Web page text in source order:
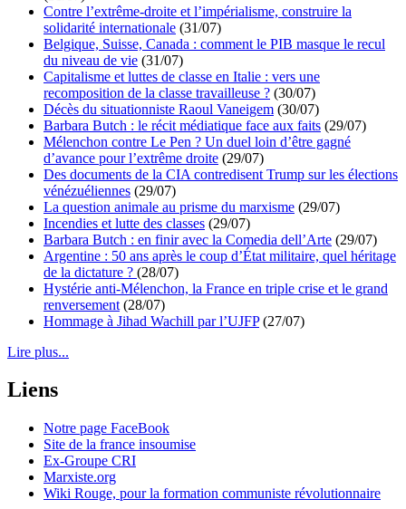
Contre l’extrême-droite et l’impérialisme, construire la
solidarité internationale (31/07)
Belgique, Suisse, Canada : comment le PIB masque le recul
du niveau de vie (31/07)
Capitalisme et luttes de classe en Italie : vers une
recomposition de la classe travailleuse ? (30/07)
Décès du situationniste Raoul Vaneigem (30/07)
Barbara Butch : le récit médiatique face aux faits (29/07)
Mélenchon contre Le Pen ? Un duel loin d’être gagné
d’avance pour l’extrême droite (29/07)
Des documents de la CIA contredisent Trump sur les élections
vénézuéliennes (29/07)
La question animale au prisme du marxisme (29/07)
Incendies et lutte des classes (29/07)
Barbara Butch : en finir avec la Comedia dell’Arte (29/07)
Argentine : 50 ans après le coup d’État militaire, quel héritage
de la dictature ? (28/07)
Hystérie anti-Mélenchon, la France en triple crise et le grand
renversement (28/07)
Hommage à Jihad Wachill par l’UJFP(27/07)
Lire plus...
Liens
Notre page FaceBook
Site de la france insoumise
Ex-Groupe CRI
Marxiste.org
Wiki Rouge, pour la formation communiste révolutionnaire